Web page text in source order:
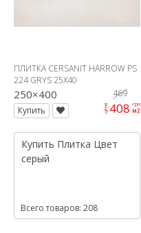
ПЛИТКА CERSANIT HARROW PS
224 GRYS 25X40
250×400
469
Купить
цена408 грн
м2
Купить Плитка Цвет
серый
Всего товаров: 208